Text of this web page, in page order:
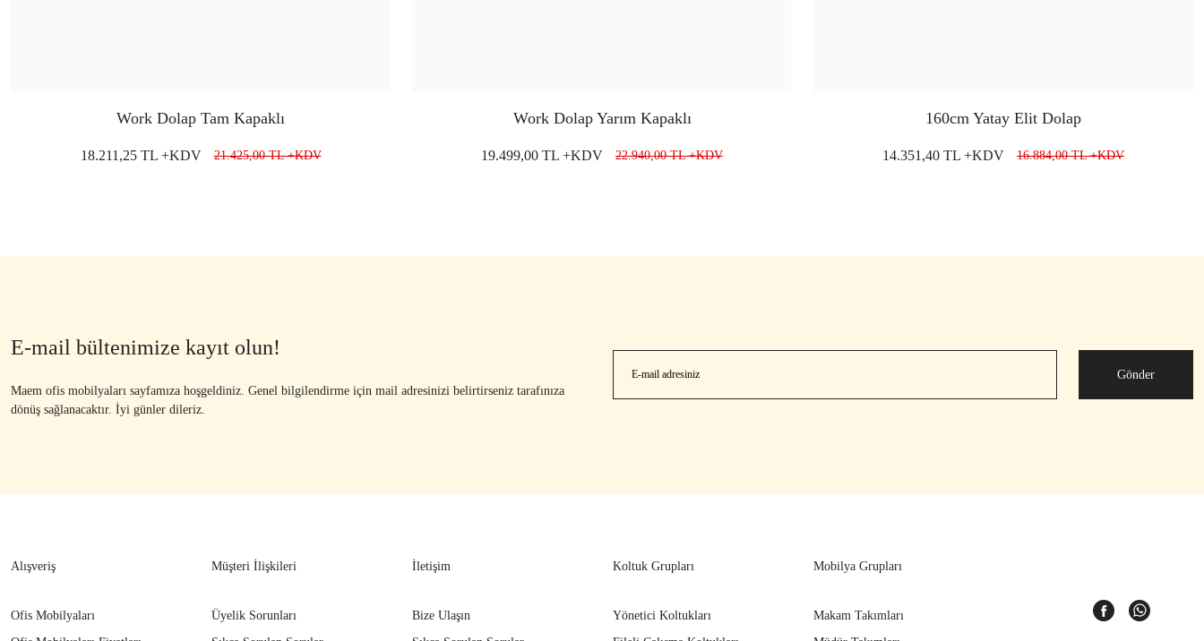
Work Dolap Tam Kapaklı
18.211,25 TL +KDV 21.425,00 TL +KDV
Work Dolap Yarım Kapaklı
19.499,00 TL +KDV 22.940,00 TL +KDV
160cm Yatay Elit Dolap
14.351,40 TL +KDV 16.884,00 TL +KDV
E-mail bültenimize kayıt olun!
Maem ofis mobilyaları sayfamıza hoşgeldiniz. Genel bilgilendirme için mail adresinizi belirtirseniz tarafınıza
dönüş sağlanacaktır. İyi günler dileriz.
Gönder
Alışveriş
Ofis Mobilyaları
Müşteri İlişkileri
Üyelik Sorunları
İletişim
Bize Ulaşın
Koltuk Grupları
Yönetici Koltukları
Mobilya Grupları
Makam Takımları